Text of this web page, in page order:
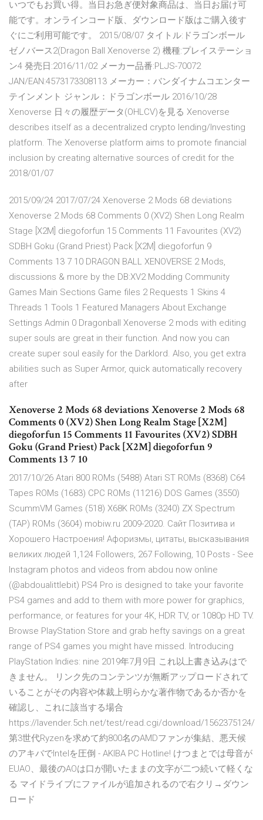
いつでもお買い得。当日お急ぎ便対象商品は、当日お届け可
能です。オンラインコード版、ダウンロード版はご購入後す
ぐにご利用可能です。 2015/08/07 タイトル:ドラゴンボール
ゼノバース2(Dragon Ball Xenoverse 2) 機種:プレイステーショ
ン4 発売日:2016/11/02 メーカー品番:PLJS-70072
JAN/EAN:4573173308113 メーカー：バンダイナムコエンター
テインメント ジャンル：ドラゴンボール 2016/10/28
Xenoverse 日々の履歴データ(OHLCV)を見る Xenoverse
describes itself as a decentralized crypto lending/Investing
platform. The Xenoverse platform aims to promote financial
inclusion by creating alternative sources of credit for the
2018/01/07
2015/09/24 2017/07/24 Xenoverse 2 Mods 68 deviations
Xenoverse 2 Mods 68 Comments 0 (XV2) Shen Long Realm
Stage [X2M] diegoforfun 15 Comments 11 Favourites (XV2)
SDBH Goku (Grand Priest) Pack [X2M] diegoforfun 9
Comments 13 7 10 DRAGON BALL XENOVERSE 2 Mods,
discussions & more by the DB:XV2 Modding Community
Games Main Sections Game files 2 Requests 1 Skins 4
Threads 1 Tools 1 Featured Managers About Exchange
Settings Admin 0 Dragonball Xenoverse 2 mods with editing
super souls are great in their function. And now you can
create super soul easily for the Darklord. Also, you get extra
abilities such as Super Armor, quick automatically recovery
after
Xenoverse 2 Mods 68 deviations Xenoverse 2 Mods 68
Comments 0 (XV2) Shen Long Realm Stage [X2M]
diegoforfun 15 Comments 11 Favourites (XV2) SDBH
Goku (Grand Priest) Pack [X2M] diegoforfun 9
Comments 13 7 10
2017/10/26 Atari 800 ROMs (5488) Atari ST ROMs (8368) C64
Tapes ROMs (1683) CPC ROMs (11216) DOS Games (3550)
ScummVM Games (518) X68K ROMs (3240) ZX Spectrum
(TAP) ROMs (3604) mobiw.ru 2009-2020. Сайт Позитива и
Хорошего Настроения! Афоризмы, цитаты, высказывания
великих людей 1,124 Followers, 267 Following, 10 Posts - See
Instagram photos and videos from abdou now online
(@abdoualittlebit) PS4 Pro is designed to take your favorite
PS4 games and add to them with more power for graphics,
performance, or features for your 4K, HDR TV, or 1080p HD TV.
Browse PlayStation Store and grab hefty savings on a great
range of PS4 games you might have missed. Introducing
PlayStation Indies: nine 2019年7月9日 これ以上書き込みはで
きません。 リンク先のコンテンツが無断アップロードされて
いることがその内容や体裁上明らかな著作物であるか否かを
確認し、これに該当する場合
https://lavender.5ch.net/test/read.cgi/download/1562375124/
第3世代Ryzenを求めて約800名のAMDファンが集結、悪天候
のアキバでIntelを圧倒 - AKIBA PC Hotline! けつまとでは母音が
EUAO、最後のAOは口が開いたままの文字が二つ続いて軽くな
る マイドライブにファイルが追加されるので右クリ→ダウン
ロード